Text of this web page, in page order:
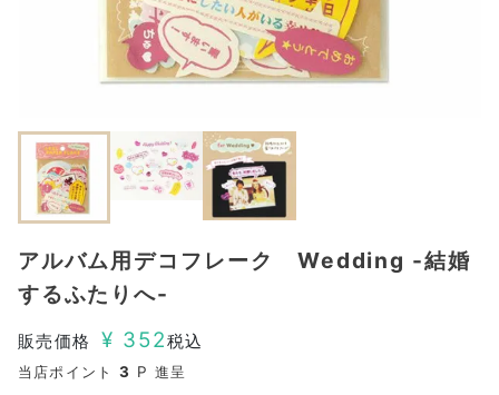
アルバム用デコフレーク Wedding -結婚
するふたりへ-
販売価格 ¥ 352税込
当店ポイント 3 P 進呈